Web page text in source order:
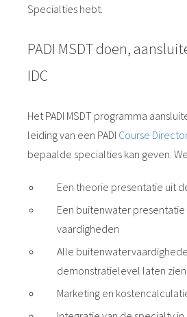
Specialties hebt.
PADI MSDT doen,
IDC
Het PADI MSDT programma
leiding van een PADI Course
bepaalde specialties kan geven.
Een theorie presentatie uit
Een buitenwater
vaardigheden
Alle
demonstratielevel laten zien
Marketing en